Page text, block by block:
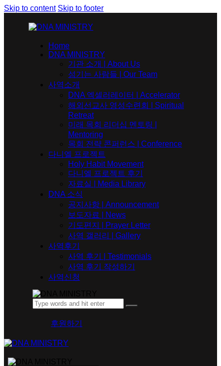
Skip to content Skip to footer
Home
DNA MINISTRY
기관 소개 | About Us
섬기는 사람들 | Our Team
사역소개
DNA 엑셀러레이터​ | Accelerator
해외선교사 영성수련회 | Spiritual
Retreat
미래 목회 리더십 멘토링 |
Mentoring
목회 전략 콘퍼런스 | Conference
다니엘 프로젝트
Holy Habit Movement
다니엘 프로젝트 후기
자료실 | Media Library
DNA 소식
공지사항 | Announcement
보도자료 | News
기도편지 | Prayer Letter
사역 갤러리 | Gallery
사역후기
사역 후기 | Testimonials
사역 후기 작성하기
사역신청
후원하기